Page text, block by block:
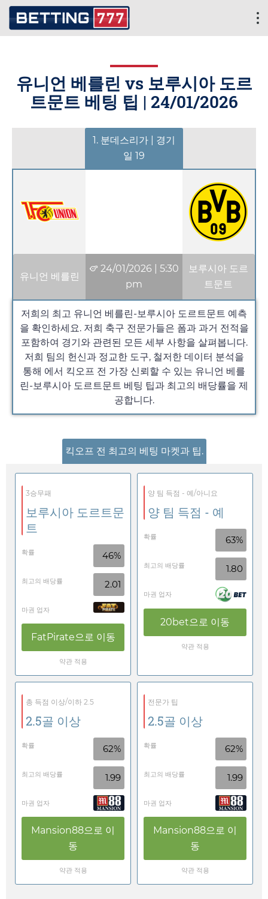
유니언 베를린 vs 보루시아 도르
트문트 베팅 팁 | 24/01/2026
1. 분데스리가 | 경기
일 19
유니언 베를린
24/01/2026
5:30
pm
보루시아 도르
트문트
저희의 최고 유니언 베를린-보루시아 도르트문트 예측
을 확인하세요. 저희 축구 전문가들은 폼과 과거 전적을
포함하여 경기와 관련된 모든 세부 사항을 살펴봅니다.
저희 팀의 헌신과 정교한 도구, 철저한 데이터 분석을
통해 에서 킥오프 전 가장 신뢰할 수 있는 유니언 베를
린-보루시아 도르트문트 베팅 팁과 최고의 배당률을 제
공합니다.
킥오프 전 최고의 베팅 마켓과 팁.
3승무패
보루시아 도르트문
트
확률 46%
최고의 배당률 2.01
마권 업자
FatPirate으로 이동
약관 적용
양 팀 득점 - 예/아니요
양 팀 득점 - 예
확률 63%
최고의 배당률 1.80
마권 업자
20bet으로 이동
약관 적용
총 득점 이상/이하 2.5
2.5골 이상
확률 62%
최고의 배당률 1.99
마권 업자
Mansion88으로 이
동
약관 적용
전문가 팁
2.5골 이상
확률 62%
최고의 배당률 1.99
마권 업자
Mansion88으로 이
동
약관 적용